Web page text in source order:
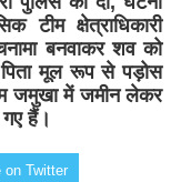
टीम क्षेत्राधिकारी
बनवाकर शव को
पिता मूल रूप से पड़ोस
जमुखा में जमीन लेकर
हैं।
on Twitter